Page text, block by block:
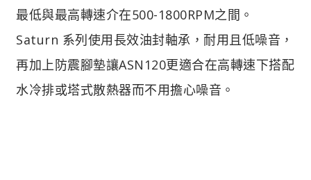
最低與最高轉速介在500-1800RPM之間。
Saturn 系列使用長效油封軸承，耐用且低噪音，
再加上防震腳墊讓ASN120更適合在高轉速下搭配
水冷排或塔式散熱器而不用擔心噪音。